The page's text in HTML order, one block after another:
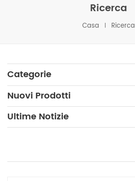
Ricerca
Casa Ricerca
Categorie
Nuovi Prodotti
Ultime Notizie